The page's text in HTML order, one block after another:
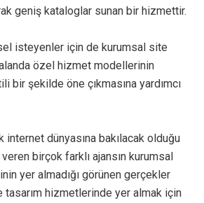
geniş kataloglar sunan bir hizmettir.
isteyenler için de kurumsal site
özel hizmet modellerinin
bir şekilde öne çıkmasına yardımcı
internet dünyasına bakılacak olduğu
birçok farklı ajansın kurumsal
yer almadığı görünen gerçekler
tasarım hizmetlerinde yer almak için